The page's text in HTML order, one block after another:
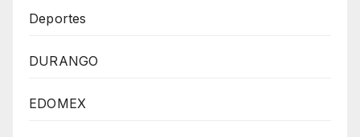
Deportes
DURANGO
EDOMEX